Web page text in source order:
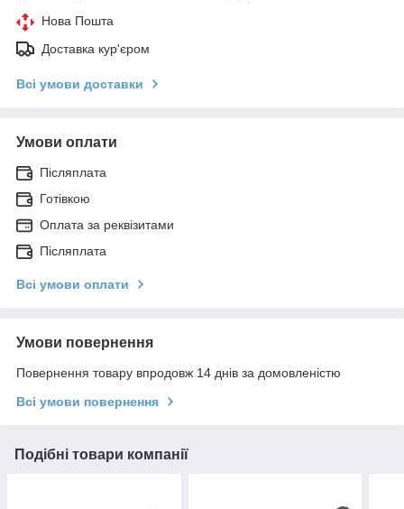
Нова Пошта
Доставка кур'єром
Всі умови доставки
Умови оплати
Післяплата
Готівкою
Оплата за реквізитами
Післяплата
Всі умови оплати
Умови повернення
Повернення товару впродовж 14 днів за домовленістю
Всі умови повернення
Подібні товари компанії